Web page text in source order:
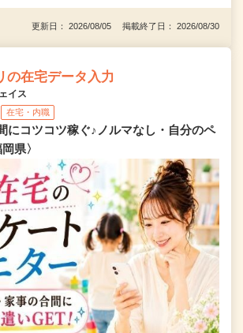
更新日： 2026/08/05 掲載終了日： 2026/08/30
の在宅データ入力
イス
在宅・内職
にコツコツ稼ぐ♪ノルマなし・自分のペ
県〉